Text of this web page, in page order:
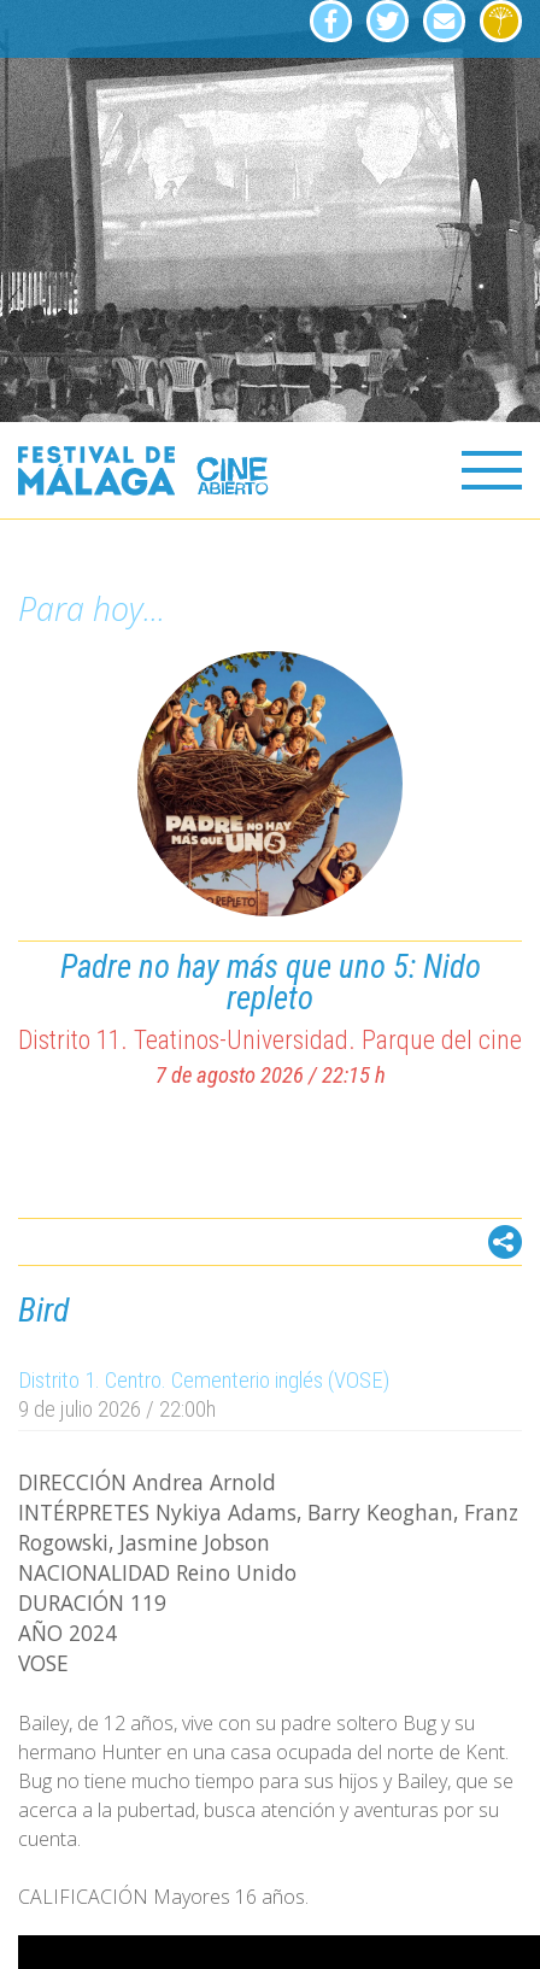
Para hoy...
Paddington: Aventura en la selva
Distrito 1. Cine Albéniz
7 de agosto 2026 / 11:00 h
Una película de Minecraft
Distrito 7. Carretera de Cádiz. Playa de la
Padre no hay más que uno 5: Nido
repleto
Distrito 11. Teatinos-Universidad. Parque del cine
7 de agosto 2026 / 22:15 h
Bird
Distrito 1. Centro. Cementerio inglés (VOSE)
9 de julio 2026 / 22:00h
DIRECCIÓN Andrea Arnold
INTÉRPRETES Nykiya Adams, Barry Keoghan, Franz
Rogowski, Jasmine Jobson
NACIONALIDAD Reino Unido
DURACIÓN 119
AÑO 2024
VOSE
Bailey, de 12 años, vive con su padre soltero Bug y su
hermano Hunter en una casa ocupada del norte de Kent.
Bug no tiene mucho tiempo para sus hijos y Bailey, que se
acerca a la pubertad, busca atención y aventuras por su
cuenta.
CALIFICACIÓN Mayores 16 años.